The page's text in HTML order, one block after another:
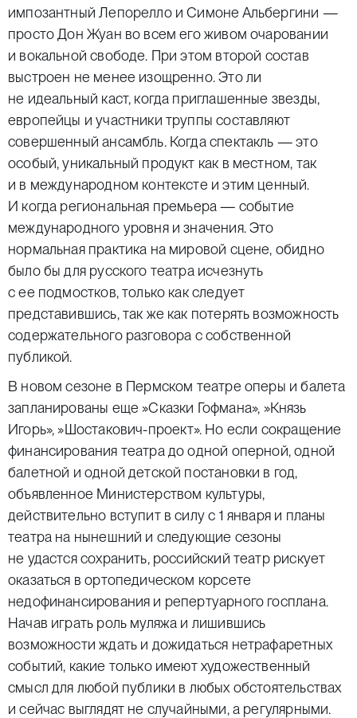
импозантный Лепорелло и Симоне Альбергини —
просто Дон Жуан во всем его живом очаровании
и вокальной свободе. При этом второй состав
выстроен не менее изощренно. Это ли
не идеальный каст, когда приглашенные звезды,
европейцы и участники труппы составляют
совершенный ансамбль. Когда спектакль — это
особый, уникальный продукт как в местном, так
и в международном контексте и этим ценный.
И когда региональная премьера — событие
международного уровня и значения. Это
нормальная практика на мировой сцене, обидно
было бы для русского театра исчезнуть
с ее подмостков, только как следует
представившись, так же как потерять возможность
содержательного разговора с собственной
публикой.
В новом сезоне в Пермском театре оперы и балета
запланированы еще »Сказки Гофмана», »Князь
Игорь», »Шостакович-проект». Но если сокращение
финансирования театра до одной оперной, одной
балетной и одной детской постановки в год,
объявленное Министерством культуры,
действительно вступит в силу с 1 января и планы
театра на нынешний и следующие сезоны
не удастся сохранить, российский театр рискует
оказаться в ортопедическом корсете
недофинансирования и репертуарного госплана.
Начав играть роль муляжа и лишившись
возможности ждать и дожидаться нетрафаретных
событий, какие только имеют художественный
смысл для любой публики в любых обстоятельствах
и сейчас выглядят не случайными, а регулярными.